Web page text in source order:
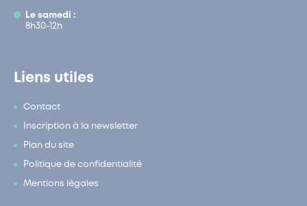
Le samedi :
8h30-12h
Liens utiles
Contact
Inscription à la newsletter
Plan du site
Politique de confidentialité
Mentions légales